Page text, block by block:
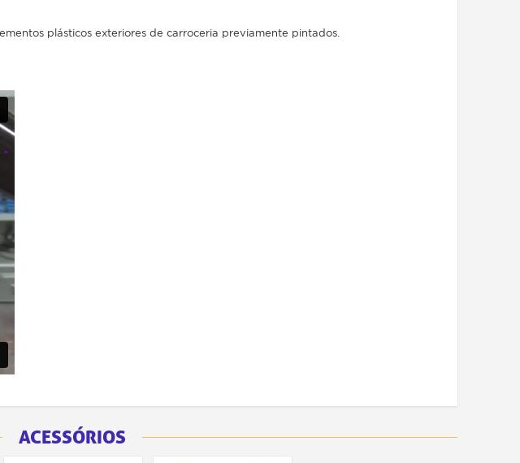
plásticos exteriores de carroceria previamente pintados.
ACESSÓRIOS